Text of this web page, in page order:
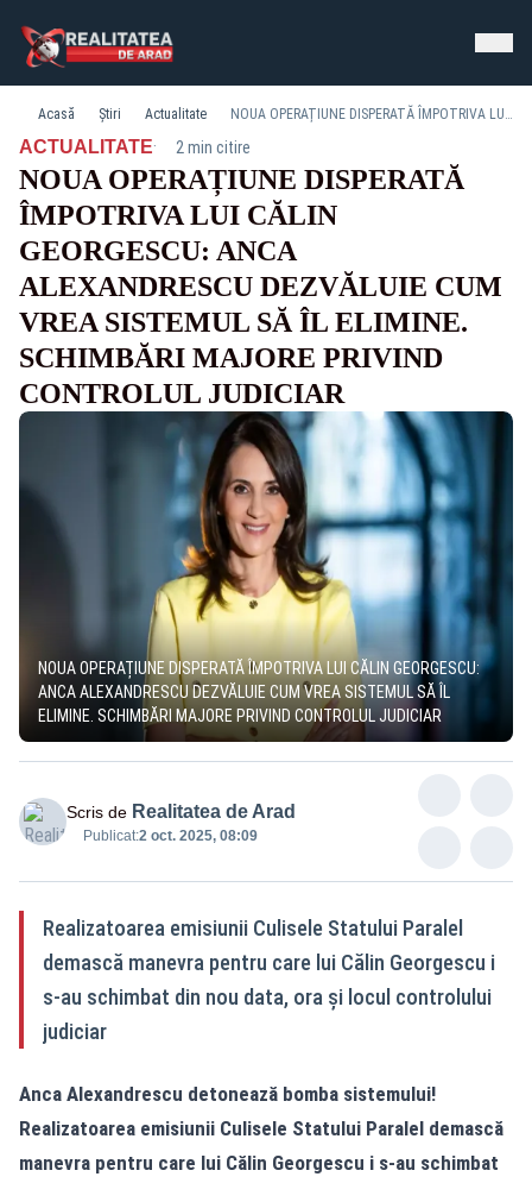
Acasă Știri Actualitate NOUA OPERAȚIUNE DISPERATĂ ÎMPOTRIVA LUI CĂLIN GEORGESCU: ANCA ALEXANDRESCU DEZVĂLUIE CUM VREA SISTEMUL SĂ ÎL ELIMINE. SCHIMBĂRI MAJORE PRIVIND CONTROLUL JUDICIAR
ACTUALITATE· 2 min citire
NOUA OPERAȚIUNE DISPERATĂ
ÎMPOTRIVA LUI CĂLIN
GEORGESCU: ANCA
ALEXANDRESCU DEZVĂLUIE CUM
VREA SISTEMUL SĂ ÎL ELIMINE.
SCHIMBĂRI MAJORE PRIVIND
CONTROLUL JUDICIAR
NOUA OPERAȚIUNE DISPERATĂ ÎMPOTRIVA LUI CĂLIN GEORGESCU:
ANCA ALEXANDRESCU DEZVĂLUIE CUM VREA SISTEMUL SĂ ÎL
ELIMINE. SCHIMBĂRI MAJORE PRIVIND CONTROLUL JUDICIAR
Scris de Realitatea de Arad
Publicat:2 oct. 2025, 08:09
Realizatoarea emisiunii Culisele Statului Paralel
demască manevra pentru care lui Călin Georgescu i
s-au schimbat din nou data, ora și locul controlului
judiciar
Anca Alexandrescu detonează bomba sistemului!
Realizatoarea emisiunii Culisele Statului Paralel demască
manevra pentru care lui Călin Georgescu i s-au schimbat